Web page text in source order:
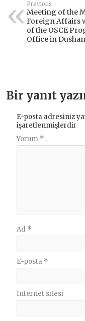
Previous
Meeting of the
Foreign Affairs
of the OSCE
Office in
Bir yanıt
E-posta adresiniz
işaretlenmişlerdir
Yorum *
Ad *
E-posta *
İnternet sitesi